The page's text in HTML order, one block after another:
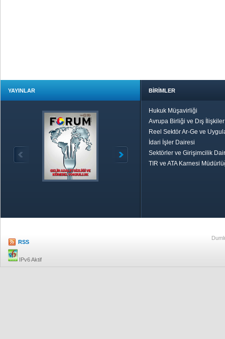
YAYINLAR BİRİMLER
Hukuk Müşavirliği
Avrupa Birliği ve Dış
Reel Sektör Ar-Ge ve
İdari İşler Dairesi
Sektörler ve Girişimcilik
TIR ve ATA Karnesi
RSS
IPv6 Aktif